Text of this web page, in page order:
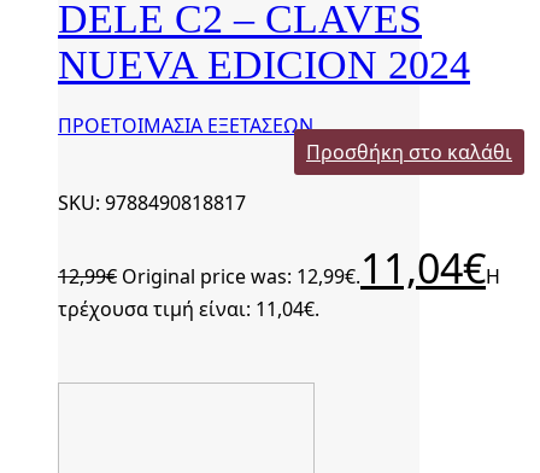
DELE C2 – CLAVES
NUEVA EDICION 2024
ΠΡΟΕΤΟΙΜΑΣΙΑ ΕΞΕΤΑΣΕΩΝ
Προσθήκη στο καλάθι
SKU: 9788490818817
12,99€ Original price was: 12,99€.11,04€Η
τρέχουσα τιμή είναι: 11,04€.